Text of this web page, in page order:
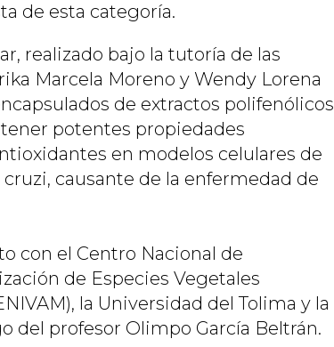
de esta categoría.
realizado bajo la tutoría de las
Marcela Moreno y Wendy Lorena
de extractos polifenólicos
potentes propiedades
en modelos celulares de
causante de la enfermedad de
con el Centro Nacional de
de Especies Vegetales
la Universidad del Tolima y la
del profesor Olimpo García Beltrán.